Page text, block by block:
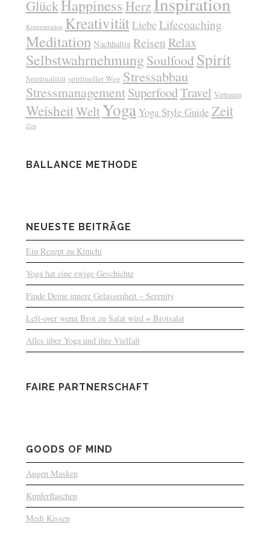
GlückHappiness Herz
Konzentration KreativitätLiebeLifecoaching
Meditation Nachhaltig ReisenRelax
SelbstwahrnehmungSoulfood Spirit
Spiritualität spiritueller Weg Stressabbau
StressmanagementSuperfoodTravel Vertrauen
WeisheitWeltYoga Yoga Style Guide Zeit
Zen
BALLANCE METHODE
NEUESTE BEITRÄGE
Ein Rezept zu Kimchi
Yoga hat eine ewige Geschichte
Finde Deine innere Gelassenheit – Serenity
Left-over wenn Brot zu Salat wird = Brotsalat
Alles über Yoga und ihre Vielfalt
FAIRE PARTNERSCHAFT
GOODS OF MIND
Augen Masken
Kupferflaschen
Medi Kissen